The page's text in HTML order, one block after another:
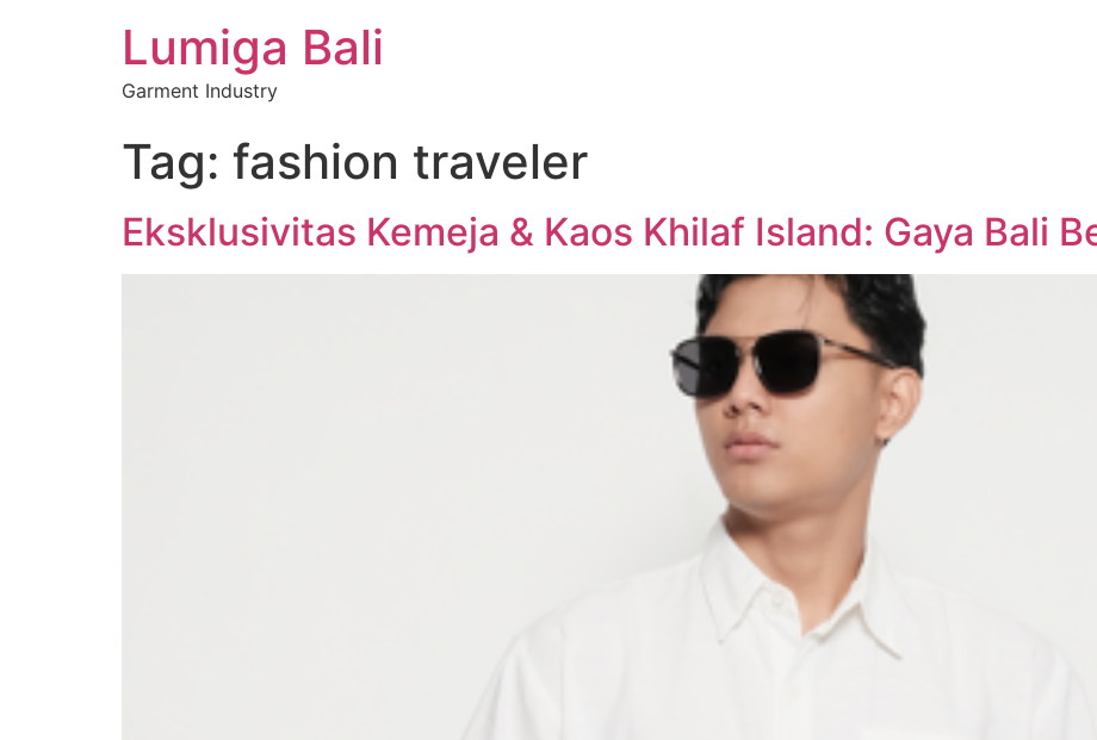
Lumiga Bali
Garment Industry
Tag: fashion traveler
Eksklusivitas Kemeja & Kaos Khilaf Island: Gaya Bali